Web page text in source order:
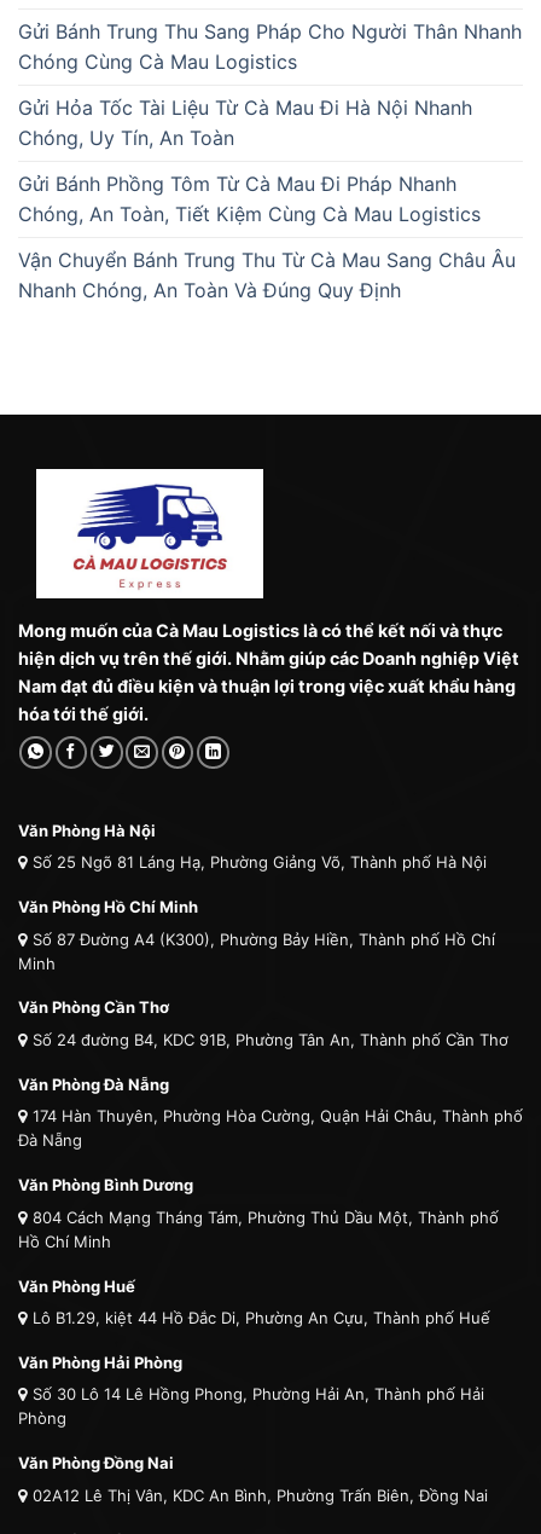
Gửi Bánh Trung Thu Sang Pháp Cho Người Thân Nhanh
Chóng Cùng Cà Mau Logistics
Gửi Hỏa Tốc Tài Liệu Từ Cà Mau Đi Hà Nội Nhanh
Chóng, Uy Tín, An Toàn
Gửi Bánh Phồng Tôm Từ Cà Mau Đi Pháp Nhanh
Chóng, An Toàn, Tiết Kiệm Cùng Cà Mau Logistics
Vận Chuyển Bánh Trung Thu Từ Cà Mau Sang Châu Âu
Nhanh Chóng, An Toàn Và Đúng Quy Định
Mong muốn của Cà Mau Logistics là có thể kết nối và thực
hiện dịch vụ trên thế giới. Nhằm giúp các Doanh nghiệp Việt
Nam đạt đủ điều kiện và thuận lợi trong việc xuất khẩu hàng
hóa tới thế giới.
Văn Phòng Hà Nội
Số 25 Ngõ 81 Láng Hạ, Phường Giảng Võ, Thành phố Hà Nội
Văn Phòng Hồ Chí Minh
Số 87 Đường A4 (K300), Phường Bảy Hiền, Thành phố Hồ Chí
Minh
Văn Phòng Cần Thơ
Số 24 đường B4, KDC 91B, Phường Tân An, Thành phố Cần Thơ
Văn Phòng Đà Nẵng
174 Hàn Thuyên, Phường Hòa Cường, Quận Hải Châu, Thành phố
Đà Nẵng
Văn Phòng Bình Dương
804 Cách Mạng Tháng Tám, Phường Thủ Dầu Một, Thành phố
Hồ Chí Minh
Văn Phòng Huế
Lô B1.29, kiệt 44 Hồ Đắc Di, Phường An Cựu, Thành phố Huế
Văn Phòng Hải Phòng
Số 30 Lô 14 Lê Hồng Phong, Phường Hải An, Thành phố Hải
Phòng
Văn Phòng Đồng Nai
02A12 Lê Thị Vân, KDC An Bình, Phường Trấn Biên, Đồng Nai